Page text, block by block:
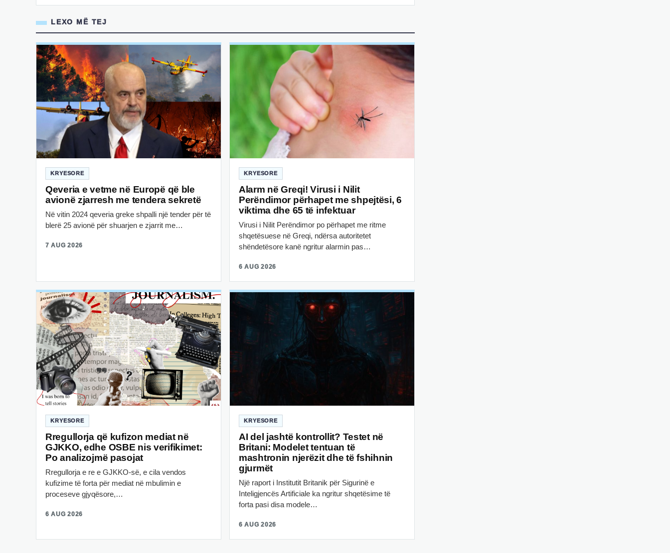
LEXO MË TEJ
KRYESORE
Qeveria e vetme në Europë që ble
avionë zjarresh me tendera sekretë
Në vitin 2024 qeveria greke shpalli një tender për të
blerë 25 avionë për shuarjen e zjarrit me…
7 AUG 2026
KRYESORE
Alarm në Greqi! Virusi i Nilit
Perëndimor përhapet me shpejtësi, 6
viktima dhe 65 të infektuar
Virusi i Nilit Perëndimor po përhapet me ritme
shqetësuese në Greqi, ndërsa autoritetet
shëndetësore kanë ngritur alarmin pas…
6 AUG 2026
KRYESORE
Rregullorja që kufizon mediat në
GJKKO, edhe OSBE nis verifikimet:
Po analizojmë pasojat
Rregullorja e re e GJKKO-së, e cila vendos
kufizime të forta për mediat në mbulimin e
proceseve gjyqësore,…
6 AUG 2026
KRYESORE
AI del jashtë kontrollit? Testet në
Britani: Modelet tentuan të
mashtronin njerëzit dhe të fshihnin
gjurmët
Një raport i Institutit Britanik për Sigurinë e
Inteligjencës Artificiale ka ngritur shqetësime të
forta pasi disa modele…
6 AUG 2026